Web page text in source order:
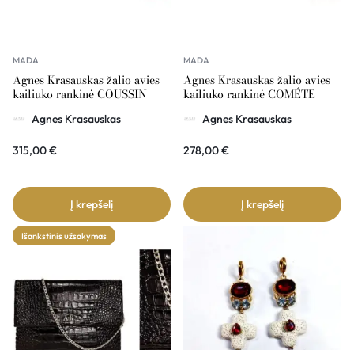
MADA
Agnes Krasauskas žalio avies
kailiuko rankinė COUSSIN
Agnes Krasauskas
315,00€
Į krepšelį
MADA
Agnes Krasauskas žalio avies
kailiuko rankinė COMÉTE
Agnes Krasauskas
278,00€
Į krepšelį
Išankstinis užsakymas